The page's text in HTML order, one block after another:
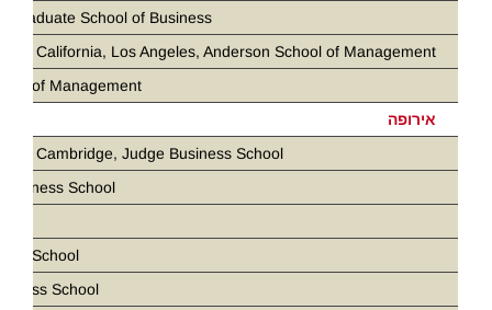
Graduate School of Business
of California, Los Angeles, Anderson School of Management
of Management
אירופה
of Cambridge, Judge Business School
School
School
School